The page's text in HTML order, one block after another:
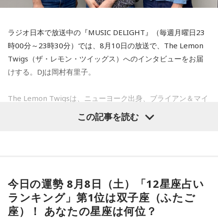
ラジオ日本で放送中の『MUSIC DELIGHT』（毎週月曜日23
時00分～23時30分）では、8月10日の放送で、The Lemon
Twigs（ザ・レモン・ツイッグス）へのインタビューをお届
けする。DJは岡村有里子。
The Lemon Twigsは、ニューヨーク出身、ブライアン＆マイ
ケル・ダダリオによる兄弟デュオ。2016年にアルバム『Do
Hollywood』で鮮烈なデビューを果たし、60〜70年代ポップ
For Your Mind!』を発表し、FUJI ROCK FESTIVAL ’26に出
演。新作からの楽曲も多数披露し、満員のレッドマーキーを
沸かせた。
この記事を読む
今日の運勢 8月8日（土）「12星座占い
ランキング」第1位は双子座（ふたご
座）！ あなたの星座は何位？